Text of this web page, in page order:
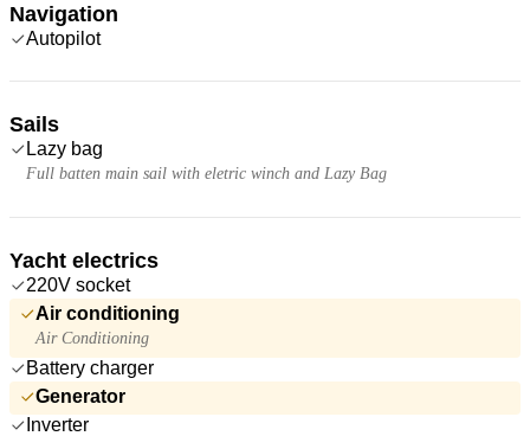
Navigation
Autopilot
Sails
Lazy bag
Full batten main sail with eletric winch and Lazy Bag
Yacht electrics
220V socket
Air conditioning
Air Conditioning
Battery charger
Generator
Inverter